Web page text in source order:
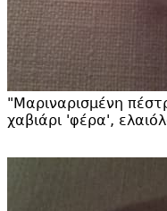
"Μαριναρισμένη
χαβιάρι 'φέρα',